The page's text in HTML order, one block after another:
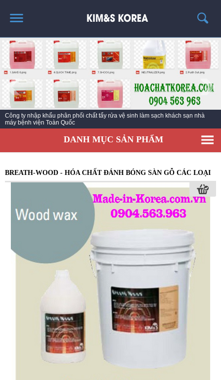
TRANG CHỦ
THÔNG TIN SẢN PHẨM
TIN TỨC
LIÊN HỆ
EC KY NƯỚC TẨY RỬA CÔNG NGHIỆP ECO ONE
Nhà sản xuất chất vệ sinh làm sạch số hàng đầu Hàn Quốc với hơn 45 Năm
kinh nghiệm
DANH MỤC SẢN PHẨM
BREATH-WOOD - HÓA CHẤT ĐÁNH BÓNG SÀN GỖ CÁC LOẠI